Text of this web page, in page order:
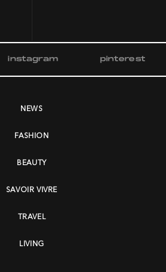
instagram pinterest
NEWS
FASHION
BEAUTY
SAVOIR VIVRE
TRAVEL
LIVING